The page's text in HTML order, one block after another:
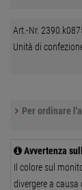
Art.-Nr.
Unità di
Per ordinare
Avvertenza
Il colore sul
divergere a